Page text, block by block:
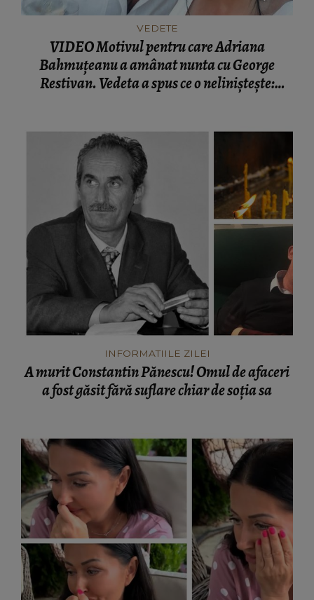
VEDETE
VIDEO Motivul pentru care Adriana
Bahmuțeanu a amânat nunta cu George
Restivan. Vedeta a spus ce o neliniștește:
INFORMATIILE ZILEI
A murit Constantin Pănescu! Omul de afaceri
a fost găsit fără suflare chiar de soția sa